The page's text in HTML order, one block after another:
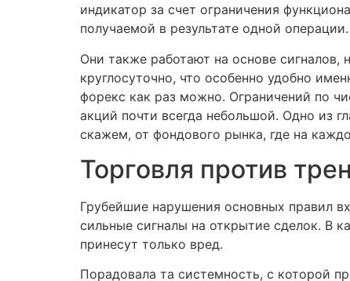
индикатор за счет ограничения
получаемой в результате одной операции.
Они также работают на основе
круглосуточно, что особенно удобно
форекс как раз можно. Ограничений по
акций почти всегда небольшой. Одно из
скажем, от фондового рынка, где на
Торговля против
Грубейшие нарушения основных правил
сильные сигналы на открытие сделок. В
принесут только вред.
Порадовала та системность, с которой